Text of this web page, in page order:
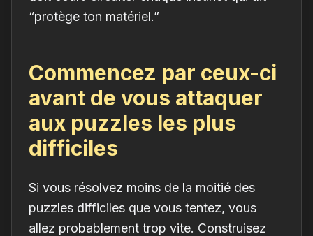
“protège ton matériel.”
Commencez par ceux-ci
avant de vous attaquer
aux puzzles les plus
difficiles
Si vous résolvez moins de la moitié des
puzzles difficiles que vous tentez, vous
allez probablement trop vite. Construisez